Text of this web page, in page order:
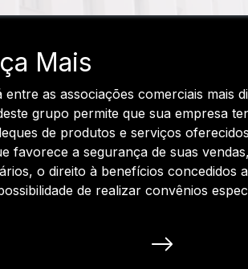
Mais
entre as associações comerciais mais
grupo permite que sua empresa
de produtos e serviços
favorece a segurança de suas
o direito à benefícios concedidos
de realizar convênios